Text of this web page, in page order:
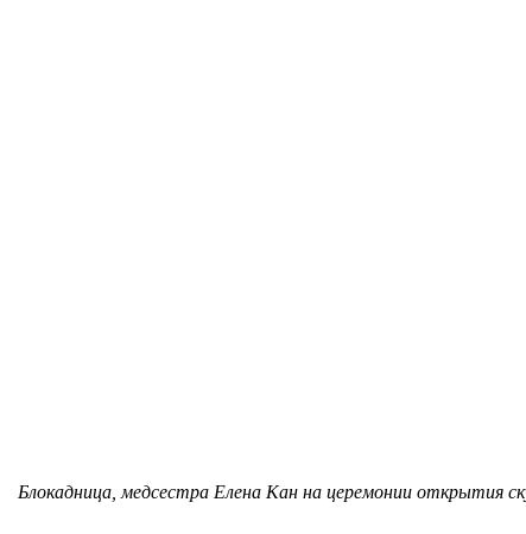
Блокадница, медсестра Елена Кан на церемонии открытия